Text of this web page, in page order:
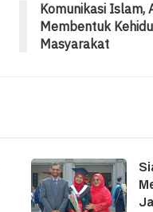
Komunikasi Islam,
Membentuk
Masyarakat